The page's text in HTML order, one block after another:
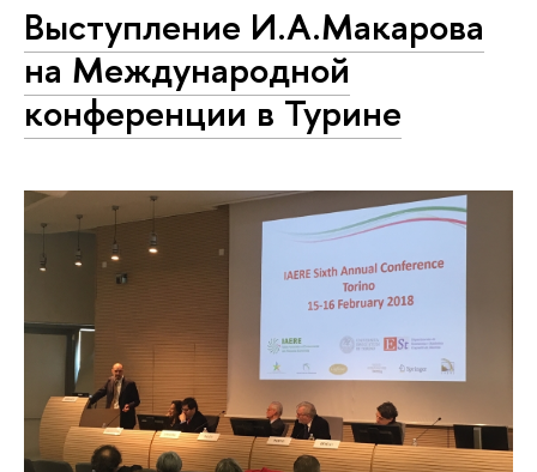
Выступление И.А.Макарова
на Международной
конференции в Турине